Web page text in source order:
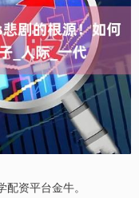
资平台金牛。